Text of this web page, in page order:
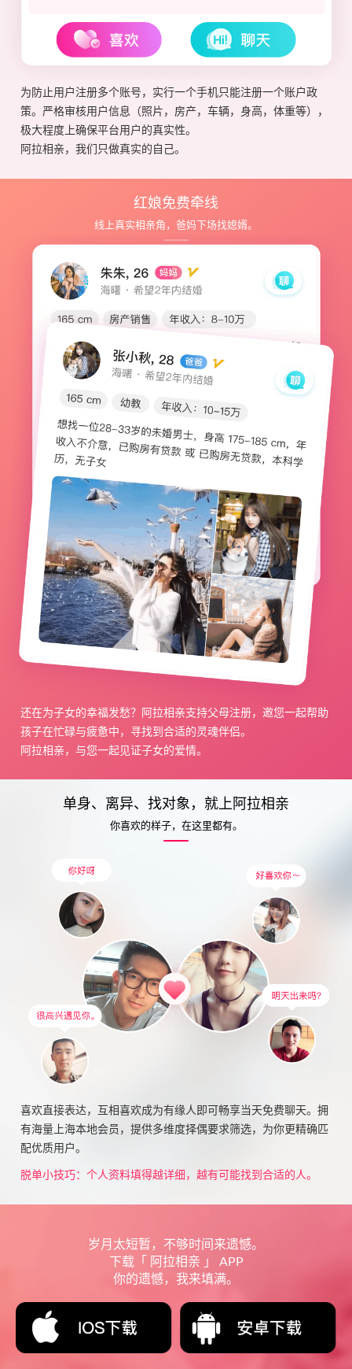
为防止用户注册多个账号，实行一个手机只能注册一个账户政
策。严格审核用户信息（照片，房产，车辆，身高，体重等），
极大程度上确保平台用户的真实性。
阿拉相亲，我们只做真实的自己。
红娘免费牵线
线上真实相亲角，爸妈下场找媳婿。
还在为子女的幸福发愁？阿拉相亲支持父母注册，邀您一起帮助
孩子在忙碌与疲惫中，寻找到合适的灵魂伴侣。
阿拉相亲，与您一起见证子女的爱情。
单身、离异、找对象，就上阿拉相亲
你喜欢的样子，在这里都有。
喜欢直接表达，互相喜欢成为有缘人即可畅享当天免费聊天。拥
有海量上海本地会员，提供多维度择偶要求筛选，为你更精确匹
配优质用户。
脱单小技巧：个人资料填得越详细，越有可能找到合适的人。
岁月太短暂，不够时间来遗憾。
下载「 阿拉相亲 」 APP
你的遗憾，我来填满。